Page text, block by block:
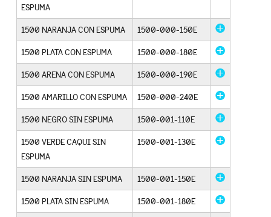
ESPUMA
1500 NARANJA CON ESPUMA 1500-000-150E
1500 PLATA CON ESPUMA 1500-000-180E
1500 ARENA CON ESPUMA 1500-000-190E
1500 AMARILLO CON ESPUMA 1500-000-240E
1500 NEGRO SIN ESPUMA 1500-001-110E
1500 VERDE CAQUI SIN
ESPUMA
1500-001-130E
1500 NARANJA SIN ESPUMA 1500-001-150E
1500 PLATA SIN ESPUMA 1500-001-180E